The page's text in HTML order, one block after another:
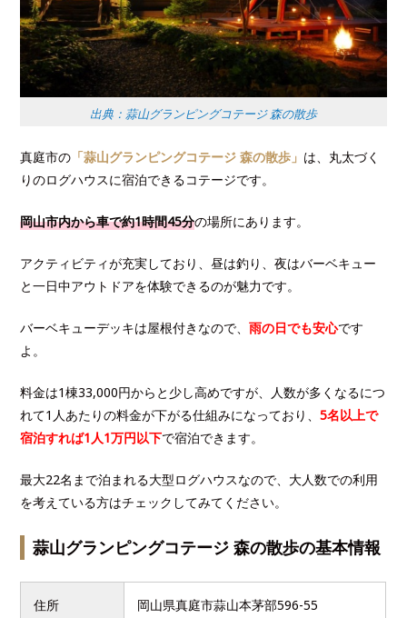
出典：蒜山グランピングコテージ 森の散歩
真庭市の 「蒜山グランピングコテージ 森の散歩」 は、丸太づく
りのログハウスに宿泊できるコテージです。
岡山市内から車で約1時間45分の場所にあります。
アクティビティが充実しており、昼は釣り、夜はバーベキュー
と一日中アウトドアを体験できるのが魅力です。
バーベキューデッキは屋根付きなので、雨の日でも安心です
よ。
料金は1棟33,000円からと少し高めですが、人数が多くなるにつ
れて1人あたりの料金が下がる仕組みになっており、5名以上で
宿泊すれば1人1万円以下で宿泊できます。
最大22名まで泊まれる大型ログハウスなので、大人数での利用
を考えている方はチェックしてみてください。
蒜山グランピングコテージ 森の散歩の基本情報
住所 岡山県真庭市蒜山本茅部596-55